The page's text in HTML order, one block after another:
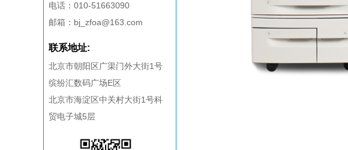
联系地址:
北京市朝阳区广渠门外大街1号
缤纷汇数码广场E区
北京市海淀区中关村大街1号科
贸电子城5层
电话：010-51663090
邮箱：bj_zfoa@163.com